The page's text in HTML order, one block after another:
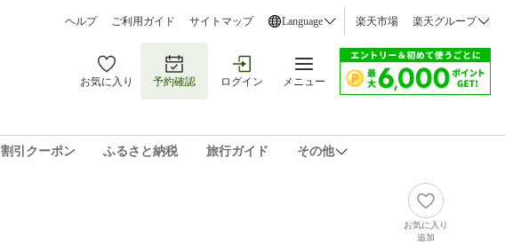
ヘルプ ご利用ガイド サイトマップ Language 楽天市場 楽天グループ
お気に入り 予約確認 ログイン メニュー
割引クーポン ふるさと納税 旅行ガイド その他
お気に入り
追加